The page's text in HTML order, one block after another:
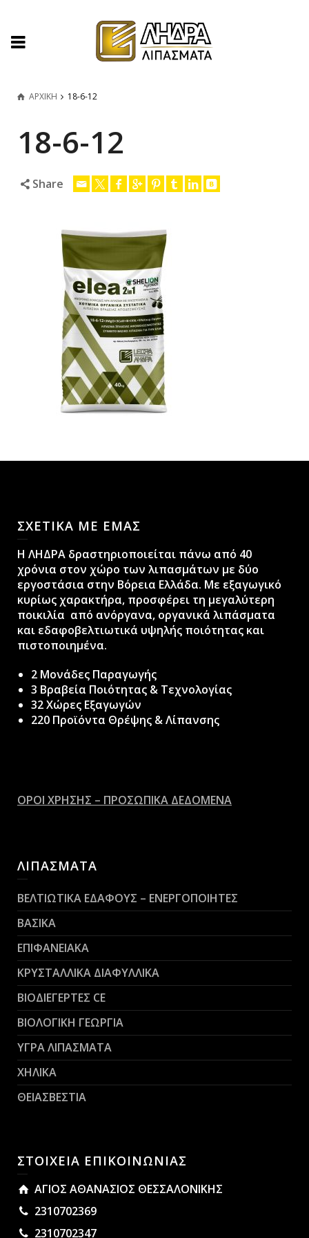
ΑΡΧΙΚΗ 18-6-12
18-6-12
Share
ΣΧΕΤΙΚΑ ΜΕ ΕΜΑΣ
H ΛΗΔΡΑ δραστηριοποιείται πάνω από 40
χρόνια στον χώρο των λιπασμάτων με δύο
εργοστάσια στην Βόρεια Ελλάδα. Με εξαγωγικό
κυρίως χαρακτήρα, προσφέρει τη μεγαλύτερη
ποικιλία από ανόργανα, οργανικά λιπάσματα
και εδαφοβελτιωτικά υψηλής ποιότητας και
πιστοποιημένα.
2 Μονάδες Παραγωγής
3 Βραβεία Ποιότητας & Τεχνολογίας
32 Χώρες Εξαγωγών
220 Προϊόντα Θρέψης & Λίπανσης
ΟΡΟΙ ΧΡΗΣΗΣ – ΠΡΟΣΩΠΙΚΑ ΔΕΔΟΜΕΝΑ
ΛΙΠΑΣΜΑΤΑ
ΒΕΛΤΙΩΤΙΚΑ ΕΔΑΦΟΥΣ – ΕΝΕΡΓΟΠΟΙΗΤΕΣ
ΒΑΣΙΚΑ
ΕΠΙΦΑΝΕΙΑΚΑ
ΚΡΥΣΤΑΛΛΙΚΑ ΔΙΑΦΥΛΛΙΚΑ
ΒΙΟΔΙΕΓΕΡΤΕΣ CE
ΒΙΟΛΟΓΙΚΗ ΓΕΩΡΓΙΑ
ΥΓΡΑ ΛΙΠΑΣΜΑΤΑ
ΧΗΛΙΚΑ
ΘΕΙΑΣΒΕΣΤΙΑ
ΣΤΟΙΧΕΙΑ ΕΠΙΚΟΙΝΩΝΙΑΣ
ΑΓΙΟΣ ΑΘΑΝΑΣΙΟΣ ΘΕΣΣΑΛΟΝΙΚΗΣ
2310702369
2310702347